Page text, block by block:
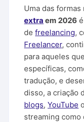
Uma das
extra em 2026
defreelancing,
Freelancer,
para aqueles
específicas,
tradução, e
disso, a criação
blogs,YouTube
streaming